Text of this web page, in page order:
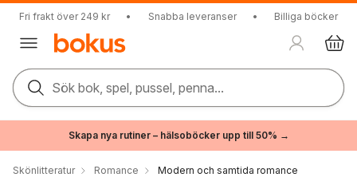
Fri frakt över 249 kr • Snabba leveranser • Billiga böcker
Sök bok, spel, pussel, penna...
Skapa nya rutiner – hälsoböcker upp till 50% →
Skönlitteratur Romance Modern och samtida romance